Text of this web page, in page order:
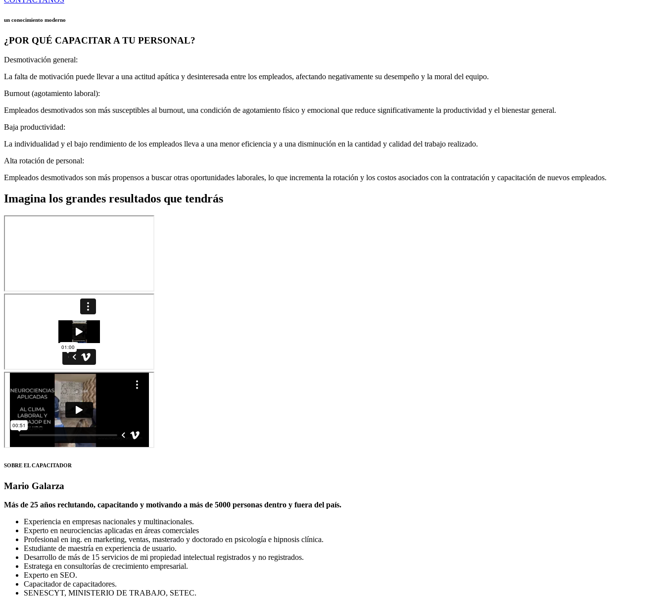
un conocimiento moderno
¿POR QUÉ CAPACITAR A TU PERSONAL?
Desmotivación general:
La falta de motivación puede llevar a una actitud apática y desinteresada entre los empleados, afectando negativamente su desempeño y la moral del equipo.
Burnout (agotamiento laboral):
Empleados desmotivados son más susceptibles al burnout, una condición de agotamiento físico y emocional que reduce significativamente la productividad y el bienestar general.
Baja productividad:
La individualidad y el bajo rendimiento de los empleados lleva a una menor eficiencia y a una disminución en la cantidad y calidad del trabajo realizado.
Alta rotación de personal:
Empleados desmotivados son más propensos a buscar otras oportunidades laborales, lo que incrementa la rotación y los costos asociados con la contratación y capacitación de nuevos empleados.
Imagina los grandes resultados que tendrás
SOBRE EL CAPACITADOR
Mario Galarza
Más de 25 años reclutando, capacitando y motivando a más de 5000 personas dentro y fuera del país.
Experiencia en empresas nacionales y multinacionales.
Experto en neurociencias aplicadas en áreas comerciales
Profesional en ing. en marketing, ventas, masterado y doctorado en psicología e hipnosis clínica.
Estudiante de maestría en experiencia de usuario.
Desarrollo de más de 15 servicios de mi propiedad intelectual registrados y no registrados.
Estratega en consultorías de crecimiento empresarial.
Experto en SEO.
Capacitador de capacitadores.
SENESCYT, MINISTERIO DE TRABAJO, SETEC.